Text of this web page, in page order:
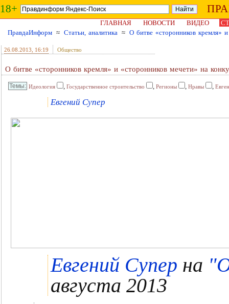
18+
ГЛАВНАЯ НОВОСТИ ВИДЕО
ПравдаИнформ ≈ Статьи, аналитика ≈ О битве «сторонников кремля»
26.08.2013 , 16:19 Общество
О битве «сторонников кремля» и «сторонников мечети» на
Идеология , Государственное строительство , Регионы , Нравы ,
Евгений Супер
Евгений Супер на
августа 2013